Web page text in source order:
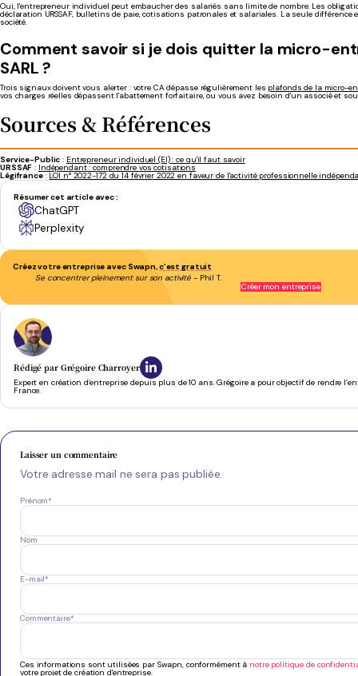
Oui, l'entrepreneur individuel peut embaucher des salariés sans limite de nombre. Les
déclaration URSSAF, bulletins de paie, cotisations patronales et salariales. La seule
société.
Comment savoir si je dois quitter la micro-
SARL ?
Trois signaux doivent vous alerter : votre CA dépasse régulièrement les plafonds de la micro-
vos charges réelles dépassent l'abattement forfaitaire, ou vous avez besoin d'un associé et
Sources & Références
Service-Public : Entrepreneur individuel (EI) : ce qu'il faut savoir
URSSAF : Indépendant : comprendre vos cotisations
Légifrance: LOI n° 2022-172 du 14 février 2022 en faveur de l'activité professionnelle
Résumer cet article avec :
ChatGPT
Perplexity
Créez votre entreprise avec Swapn,c’est gratuit
Se concentrer pleinement sur son activité - Phil T.
Créer mon entreprise
Rédigé par Grégoire Charroyer
Expert en création d’entreprise depuis plus de 10 ans. Grégoire a pour objectif de rendre
France.
Laisser un commentaire
Votre adresse mail ne sera pas publiée.
Prénom*
Nom
E-mail*
Commentaire*
Ces informations sont utilisées par Swapn, conformément à notre politique de
votre projet de création d'entreprise.